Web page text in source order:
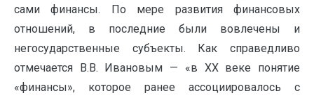
сами финансы. По мере развития финансовых
отношений, в последние были вовлечены и
негосударственные субъекты. Как справедливо
отмечается В.В. Ивановым — «в ХХ веке понятие
«финансы», которое ранее ассоциировалось с